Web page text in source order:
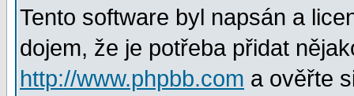
Tento software byl napsán a
dojem, že je potřeba přidat
http://www.phpbb.com a ověřte